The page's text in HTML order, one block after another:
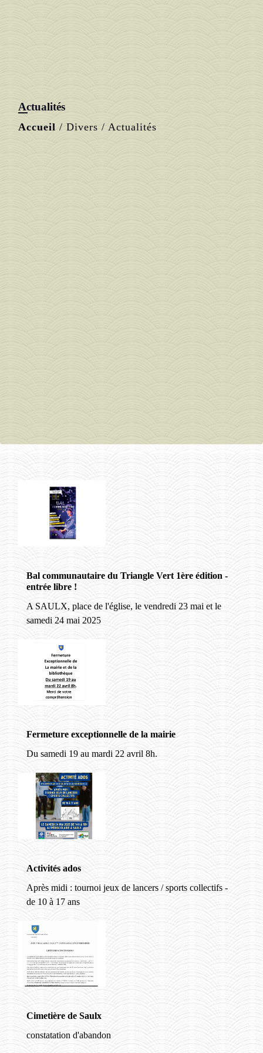
Actualités
Accueil / Divers / Actualités
Bal communautaire du Triangle Vert 1ère édition -
entrée libre !
A SAULX, place de l'église, le vendredi 23 mai et le
samedi 24 mai 2025
Fermeture exceptionnelle de la mairie
Du samedi 19 au mardi 22 avril 8h.
Activités ados
Après midi : tournoi jeux de lancers / sports collectifs -
de 10 à 17 ans
Cimetière de Saulx
constatation d'abandon